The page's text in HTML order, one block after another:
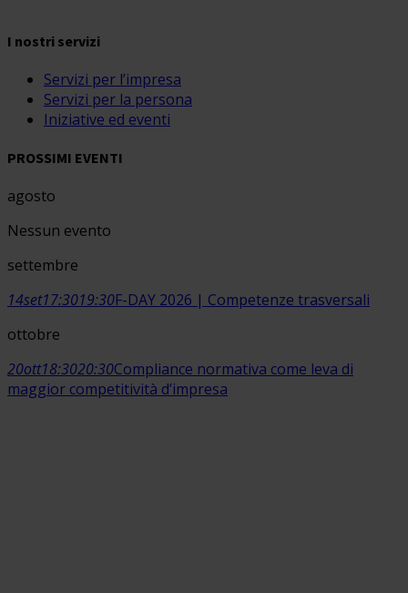
I nostri servizi
Servizi per l’impresa
Servizi per la persona
Iniziative ed eventi
PROSSIMI EVENTI
agosto
Nessun evento
settembre
14set17:3019:30F-DAY 2026 | Competenze trasversali
ottobre
20ott18:3020:30Compliance normativa come leva di
maggior competitività d’impresa